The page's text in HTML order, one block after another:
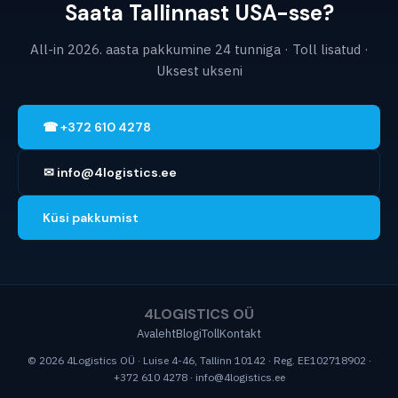
kaupade deklaratsiooni ja kinnitatud broneeringut
Saata Tallinnast USA-sse?
All-in 2026. aasta pakkumine 24 tunniga · Toll lisatud ·
Uksest ukseni
☎ +372 610 4278
✉ info@4logistics.ee
Küsi pakkumist
4LOGISTICS OÜ
AvalehtBlogiTollKontakt
© 2026 4Logistics OÜ · Luise 4-46, Tallinn 10142 · Reg. EE102718902 ·
+372 610 4278 · info@4logistics.ee